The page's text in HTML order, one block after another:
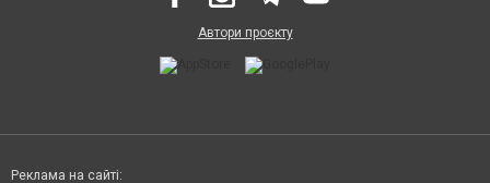
Автори проєкту
Реклама на сайті: